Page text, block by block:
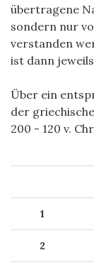
übertragene
sondern nur
verstanden
ist dann
Über ein
der
200 - 120 v.
1
2